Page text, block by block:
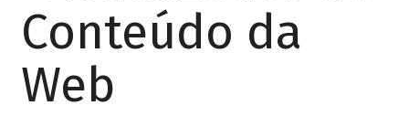
Conteúdo da
Web